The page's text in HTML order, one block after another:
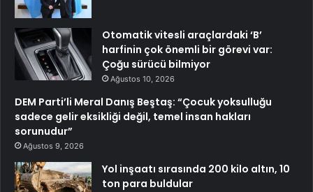
Otomatik vitesli araçlardaki ‘B’
harfinin çok önemli bir görevi var:
Çoğu sürücü bilmiyor
Ağustos 10, 2026
DEM Parti’li Meral Danış Beştaş: “Çocuk yoksulluğu
sadece gelir eksikliği değil, temel insan hakları
sorunudur”
Ağustos 9, 2026
Yol inşaatı sırasında 200 kilo altın, 10
ton para buldular